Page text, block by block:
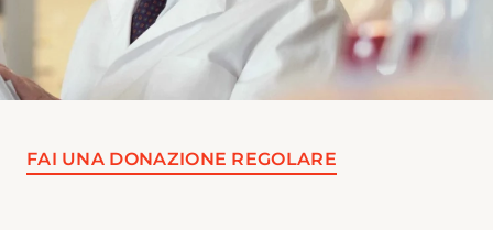
FAI UNA DONAZIONE REGOLARE